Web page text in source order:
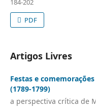
184-202
PDF
Artigos Livres
Festas e
(1789-1799)
a perspectiva crítica de